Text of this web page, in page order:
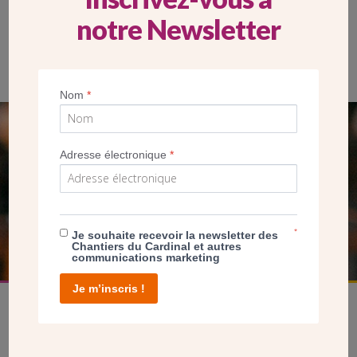
SEUL VOTRE DON
NOUS PERMET D’AGIR
FAIRE UN DON
notre Newsletter
Nom*
Adresse électronique*
Je souhaite recevoir la newsletter des
Chantiers du Cardinal et autres
communications marketing
*
Je m’inscris !